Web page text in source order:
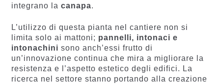
integrano la canapa.
L’utilizzo di questa pianta nel cantiere non si
limita solo ai mattoni; pannelli, intonaci e
intonachini sono anch’essi frutto di
un’innovazione continua che mira a migliorare la
resistenza e l’aspetto estetico degli edifici. La
ricerca nel settore stanno portando alla creazione